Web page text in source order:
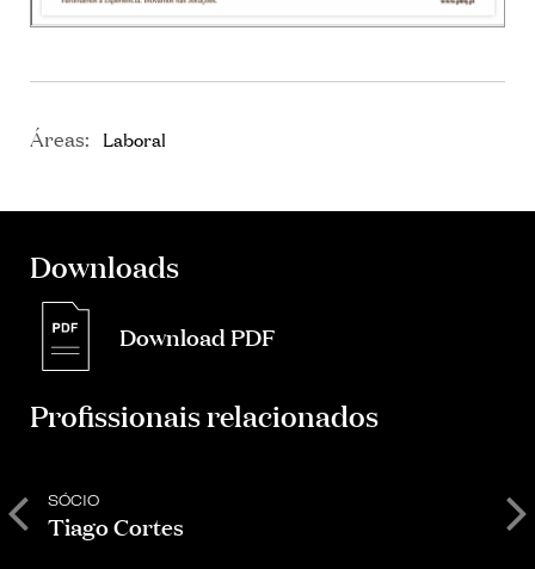
Áreas: Laboral
Downloads
Download PDF
Profissionais relacionados
SÓCIO
Tiago Cortes